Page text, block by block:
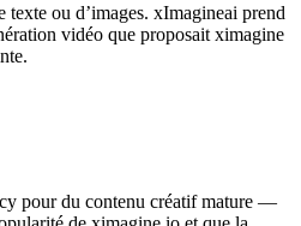
ou d’images. xImagineai prend
vidéo que proposait ximagine
pour du contenu créatif mature —